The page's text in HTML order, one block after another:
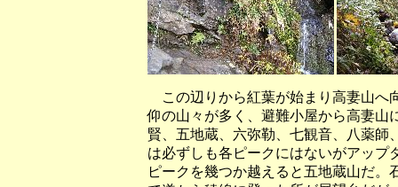
この辺りから紅葉が始まり高妻山へ
仰の山々が多く、避難小屋から高妻山
賢、五地蔵、六弥勒、七観音、八薬師
は必ずしも各ピークにはないがアップ
ピークを幾つか越えると五地蔵山だ